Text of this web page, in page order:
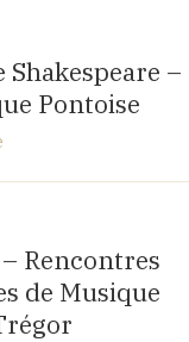
Tokyo Church
TOKYO, JAPAN
Shakespeare –
Pontoise
(95300)
Rencontres
de Musique